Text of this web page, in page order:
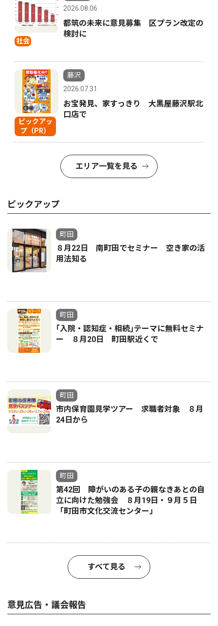
社会
2026.08.06
都筑の未来に意見募集 区プラン改定の
検討に
ピックアッ
プ（PR）
藤沢
2026.07.31
お宝発見、家すっきり 大黒屋藤沢駅北
口店で
エリア一覧を見る
ピックアップ
町田
８月22日 南町田でセミナー 空き家の活
用法知る
町田
｢入院・認知症・相続｣テーマに無料セミナ
ー ８月20日 町田駅近くで
町田
市内保育園見学ツアー 求職者対象 ８月
24日から
町田
第42回 障がいのある子の親なきあとの自
立に向けた勉強会 ８月19日・９月５日
「町田市文化交流センター」
すべて見る
意見広告・議会報告